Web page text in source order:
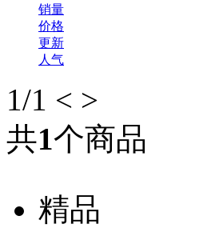
销量
价格
更新
人气
1/1 < >
共1个商品
精品